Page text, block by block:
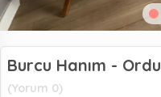
Burcu Hanım - Ordu
(Yorum 0)